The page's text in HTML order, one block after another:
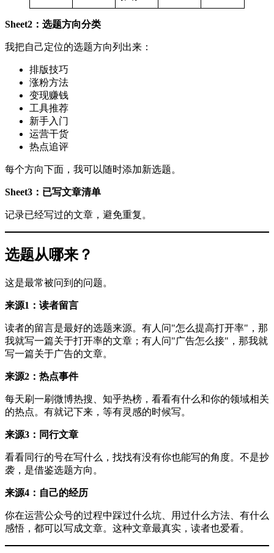
Sheet2：选题方向分类
我把自己定位的选题方向列出来：
排版技巧
涨粉方法
变现赚钱
工具推荐
新手入门
运营干货
热点追评
每个方向下面，我可以随时添加新选题。
Sheet3：已写文章清单
记录已经写过的文章，避免重复。
选题从哪来？
这是最常被问到的问题。
来源1：读者留言
读者的留言是最好的选题来源。有人问"怎么提高打开率"，那
我就写一篇关于打开率的文章；有人问"广告怎么接"，那我就
写一篇关于广告的文章。
来源2：热点事件
每天刷一刷微博热搜、知乎热榜，看看有什么和你的领域相关
的热点。有就记下来，等有灵感的时候写。
来源3：同行文章
看看同行的号在写什么，找找有没有你也能写的角度。不是抄
袭，是借鉴选题方向。
来源4：自己的经历
你在运营公众号的过程中踩过什么坑、用过什么方法、有什么
感悟，都可以写成文章。这种文章最真实，读者也爱看。